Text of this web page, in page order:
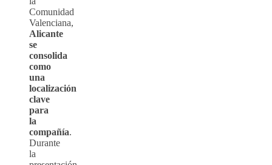
Comunidad
Valenciana,
Alicante
se
consolida
como
una
localización
clave
para
la
compañía.
Durante
la